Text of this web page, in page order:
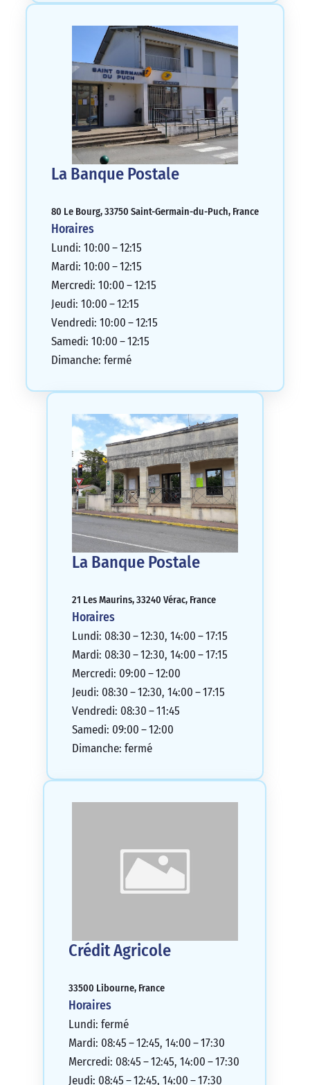
La Banque Postale
80 Le Bourg, 33750 Saint-Germain-du-Puch, France
Horaires
Lundi: 10:00 – 12:15
Mardi: 10:00 – 12:15
Mercredi: 10:00 – 12:15
Jeudi: 10:00 – 12:15
Vendredi: 10:00 – 12:15
Samedi: 10:00 – 12:15
Dimanche: fermé
La Banque Postale
21 Les Maurins, 33240 Vérac, France
Horaires
Lundi: 08:30 – 12:30, 14:00 – 17:15
Mardi: 08:30 – 12:30, 14:00 – 17:15
Mercredi: 09:00 – 12:00
Jeudi: 08:30 – 12:30, 14:00 – 17:15
Vendredi: 08:30 – 11:45
Samedi: 09:00 – 12:00
Dimanche: fermé
Crédit Agricole
33500 Libourne, France
Horaires
Lundi: fermé
Mardi: 08:45 – 12:45, 14:00 – 17:30
Mercredi: 08:45 – 12:45, 14:00 – 17:30
Jeudi: 08:45 – 12:45, 14:00 – 17:30